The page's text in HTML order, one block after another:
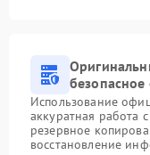
Использование
аккуратная работа
резервное
восстановление